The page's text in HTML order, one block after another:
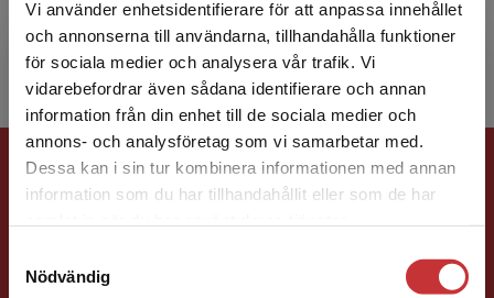
Vi använder enhetsidentifierare för att anpassa innehållet
och annonserna till användarna, tillhandahålla funktioner
för sociala medier och analysera vår trafik. Vi
vidarebefordrar även sådana identifierare och annan
information från din enhet till de sociala medier och
annons- och analysföretag som vi samarbetar med.
Dessa kan i sin tur kombinera informationen med annan
information som du har tillhandahållit eller som de har
Nödvändig
Begränsad fraktregion
Det verkar som att du besöker
studentlitteratur.se via en enhet utanför Sverige.
Vi erbjuder inte leveranser utanför Sverige. För
att kunna slutföra ett köp måste
arbete. Hon har skrivit tre böcker om
elevhälsoarbete och föreby...
Förlagskontakt